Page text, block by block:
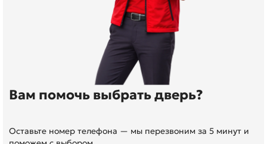
Вам помочь выбрать дверь?
Оставьте номер телефона — мы перезвоним за 5 минут и